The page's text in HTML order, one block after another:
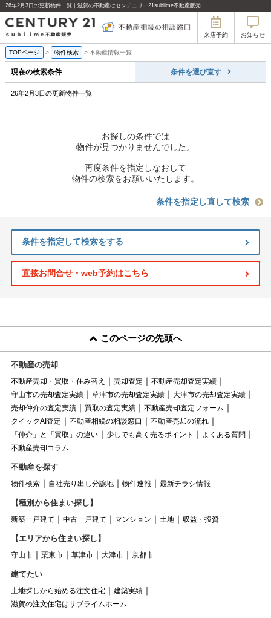
26年2月3日の更新物件一覧｜滋賀の不動産はセンチュリー21sublime不動産販売
来店予約 お知らせ
TOPページ > 物件検索 > 不動産情報一覧
現在の検索条件 条件を選び直す
26年2月3日の更新物件一覧
お探しの条件では
物件が見つかりませんでした。
再度条件を指定しなおして
物件の検索をお願いいたします。
条件を指定し直して検索
条件を指定して検索をする
直接お問合せ・web予約はこちら
このページの先頭へ
不動産の売却
不動産売却・買取・住み替え 売却査定
不動産売却査定実績
守山市の売却査定実績
草津市の売却査定実績
大津市の売却査定実績
売却仲介の査定実績
買取の査定実績
不動産売却査定フォーム
クイックAI査定
不動産相続の相談窓口
不動産売却の流れ
「仲介」と「買取」の違い
少しでも高く売るポイント
よくある質問
不動産売却コラム
不動産を探す
物件検索 自社売り出し分譲地 物件速報 最新チラシ情報
【種別から住まい探し】
新築一戸建て 中古一戸建て マンション 土地 収益・投資
【エリアから住まい探し】
守山市 栗東市 草津市 大津市 京都市
建てたい
土地探しから始める注文住宅
建築実績
滋賀の注文住宅はサブライムホーム